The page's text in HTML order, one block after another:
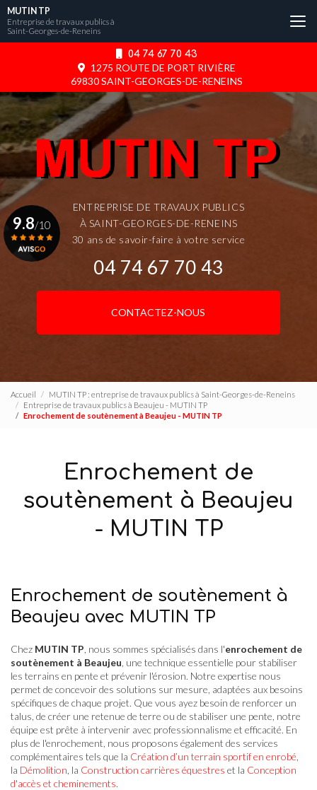
Aller
au
contenu
04 74 67 70 43
1275 ROUTE DE PORT RIVIÈRE
69830 SAINT-GEORGES-DE-RENEINS
MUTIN TP
Entreprise de travaux publics à
Saint-Georges-de-Reneins
ENTREPRISE DE TRAVAUX PUBLICS
À SAINT-GEORGES-DE-RENEINS
30 ans de savoir-faire à votre service
04 74 67 70 43
CONTACTEZ-NOUS
9.8/10
Accueil
MUTIN TP : entreprise de travaux publics à Saint-Georges-de-Reneins
Entreprise de travaux publics à Beaujeu - MUTIN TP
Enrochement de soutènement à Beaujeu - MUTIN TP
Enrochement de
soutènement à Beaujeu
- MUTIN TP
Enrochement de soutènement à
Beaujeu avec MUTIN TP
Chez MUTIN TP , nous sommes spécialisés dans l'enrochement de
soutènement à Beaujeu , une technique essentielle pour stabiliser
les terrains en pente et prévenir l'érosion. Notre expertise nous
permet de concevoir des solutions sur mesure, adaptées aux besoins
spécifiques de chaque projet. Que vous ayez besoin de renforcer un
talus, de créer une retenue de terre ou de stabiliser une pente, notre
équipe est prête à intervenir avec professionnalisme et efficacité. En
plus de l'enrochement, nous proposons également des services
complémentaires tels que la Création d’un terrain sportif en enrobé
la Démolition , la Construction carrières équestres et la Conception
d'accès et cheminements.